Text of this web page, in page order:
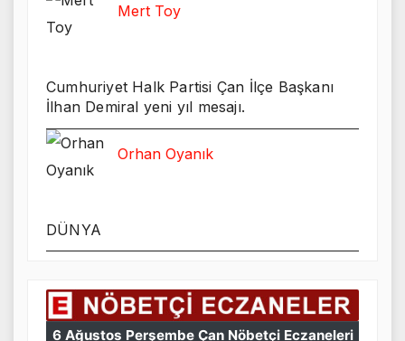
Mert Toy
Cumhuriyet Halk Partisi Çan İlçe Başkanı
İlhan Demiral yeni yıl mesajı.
Orhan Oyanık
DÜNYA